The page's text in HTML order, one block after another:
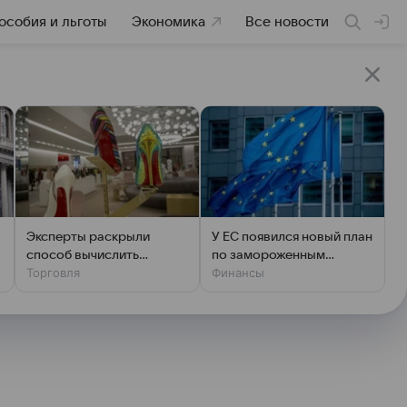
и льготы Экономика Все новости
Эксперты раскрыли
способ вычислить
фальшивый люкс за
Торговля
У ЕС появился новый план
по замороженным
активам России
Финансы